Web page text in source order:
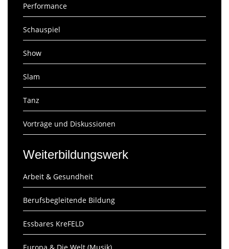
Performance
Schauspiel
Show
Slam
Tanz
Vorträge und Diskussionen
Weiterbildungswerk
Arbeit & Gesundheit
Berufsbegleitende Bildung
Essbares KreFELD
Europa & Die Welt (Musik)